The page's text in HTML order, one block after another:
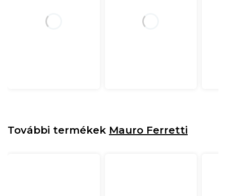
További termékek Mauro Ferretti